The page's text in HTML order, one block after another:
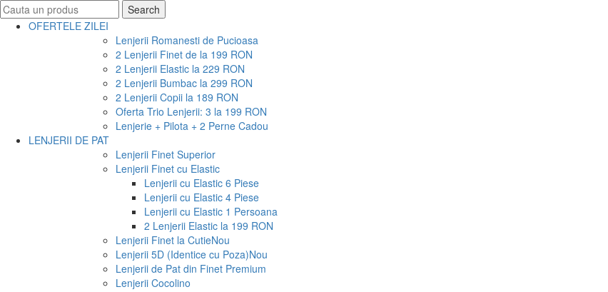
Search
for:
Search
OFERTELE ZILEI
Lenjerii Romanesti de Pucioasa
2 Lenjerii Finet de la 199 RON
2 Lenjerii Elastic la 229 RON
2 Lenjerii Bumbac la 299 RON
2 Lenjerii Copii la 189 RON
Oferta Trio Lenjerii: 3 la 199 RON
Lenjerie + Pilota + 2 Perne Cadou
LENJERII DE PAT
Lenjerii Finet Superior
Lenjerii Finet cu Elastic
Lenjerii cu Elastic 6 Piese
Lenjerii cu Elastic 4 Piese
Lenjerii cu Elastic 1 Persoana
2 Lenjerii Elastic la 199 RON
Lenjerii Finet la CutieNou
Lenjerii 5D (Identice cu Poza)Nou
Lenjerii de Pat din Finet Premium
Lenjerii Cocolino